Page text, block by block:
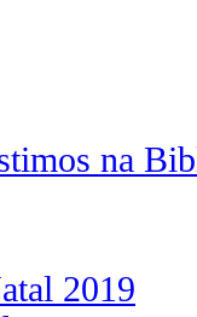
na
2019